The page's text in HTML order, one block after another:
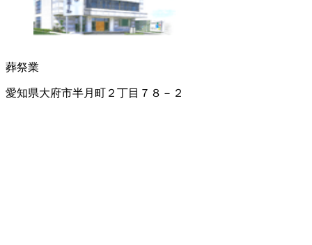
葬祭業
愛知県大府市半月町２丁目７８－２